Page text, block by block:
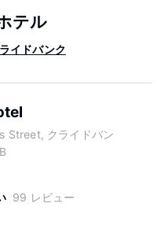
テル
イドバンク
Street, クライドバン
99 レビュー